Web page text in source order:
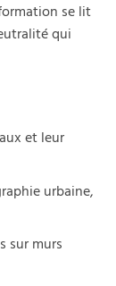
se lit
qui
et leur
urbaine,
sur murs